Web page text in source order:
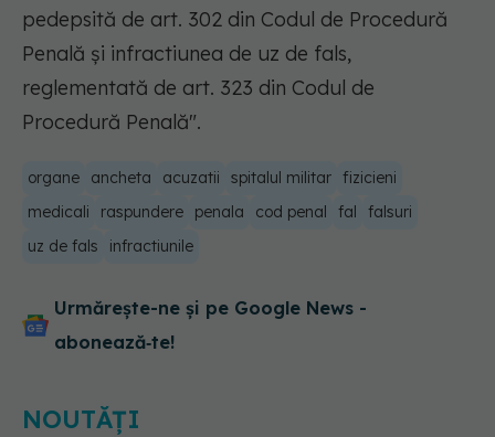
pedepsită de art. 302 din Codul de Procedură
Penală și infractiunea de uz de fals,
reglementată de art. 323 din Codul de
Procedură Penală".
organe ancheta acuzatii spitalul militar fizicieni
medicali
raspundere penala cod penal fal
falsuri
uz de fals
infractiunile
Urmărește-ne și pe Google News -
abonează‑te!
NOUTĂȚI